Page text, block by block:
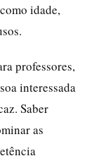
idade,
professores,
interessada
Saber
as